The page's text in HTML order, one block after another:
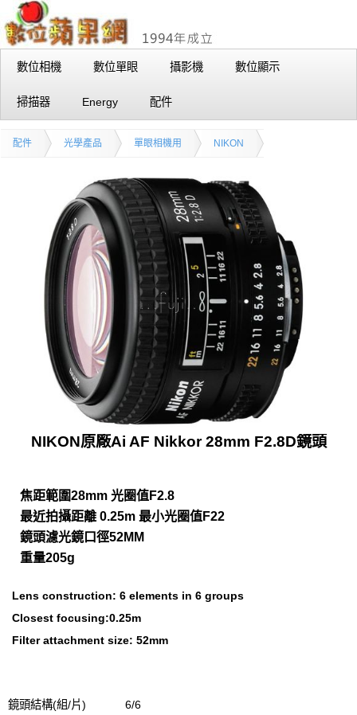
數位相機 數位單眼 攝影機 數位顯示
掃描器 Energy 配件
配件 光學產品 單眼相機用 NIKON
NIKON原廠Ai AF Nikkor 28mm F2.8D鏡頭
焦距範圍28mm 光圈值F2.8
最近拍攝距離 0.25m 最小光圈值F22
鏡頭濾光鏡口徑52MM
重量205g
Lens construction: 6 elements in 6 groups
Closest focusing:0.25m
Filter attachment size: 52mm
鏡頭結構(組/片) 6/6